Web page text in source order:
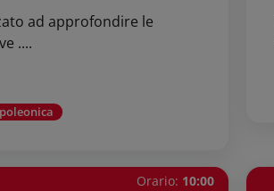
ad approfondire le
....
Orario: 10:00